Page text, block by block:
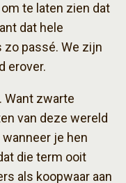
om te laten zien dat
dat hele
zo passé. We zijn
erover.
Want zwarte
van deze wereld
je hen
die term ooit
als koopwaar aan